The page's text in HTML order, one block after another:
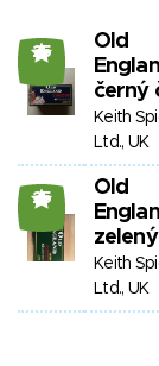
25
Old
černý
Keith
Ltd., UK
25
Old
Keith
Ltd., UK